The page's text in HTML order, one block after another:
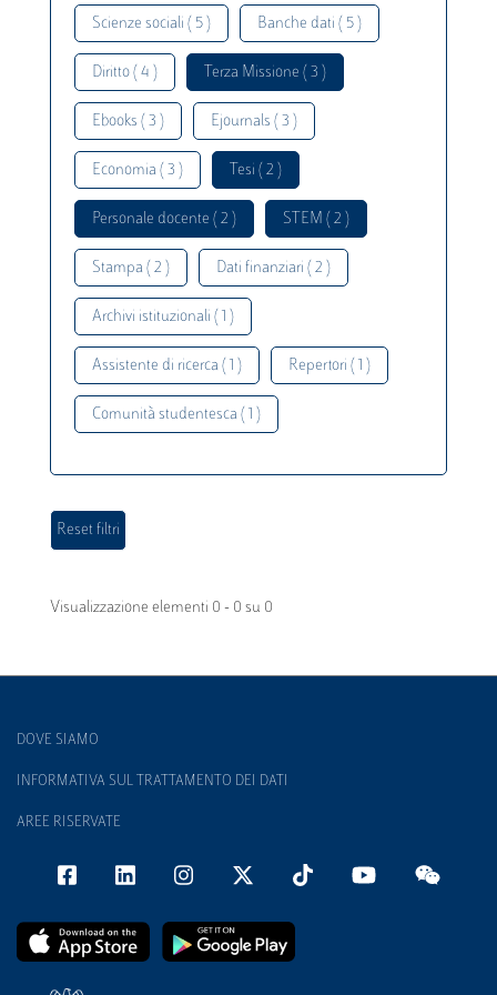
Scienze sociali ( 5 ) Banche dati ( 5 )
Diritto ( 4 ) Terza Missione ( 3 )
Ebooks ( 3 ) Ejournals ( 3 )
Economia ( 3 ) Tesi ( 2 )
Personale docente ( 2 ) STEM ( 2 )
Stampa ( 2 ) Dati finanziari ( 2 )
Archivi istituzionali ( 1 )
Assistente di ricerca ( 1 ) Repertori ( 1 )
Comunità studentesca ( 1 )
Visualizzazione elementi 0 - 0 su 0
DOVE SIAMO
INFORMATIVA SUL TRATTAMENTO DEI DATI
AREE RISERVATE